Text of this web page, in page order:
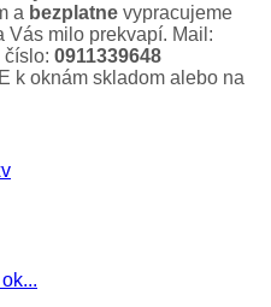
a bezplatne vypracujeme
Vás milo prekvapí. Mail:
0911339648
k oknám skladom alebo na